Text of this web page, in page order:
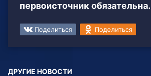
первоисточник обязательна.
Поделиться Поделиться
ДРУГИЕ НОВОСТИ